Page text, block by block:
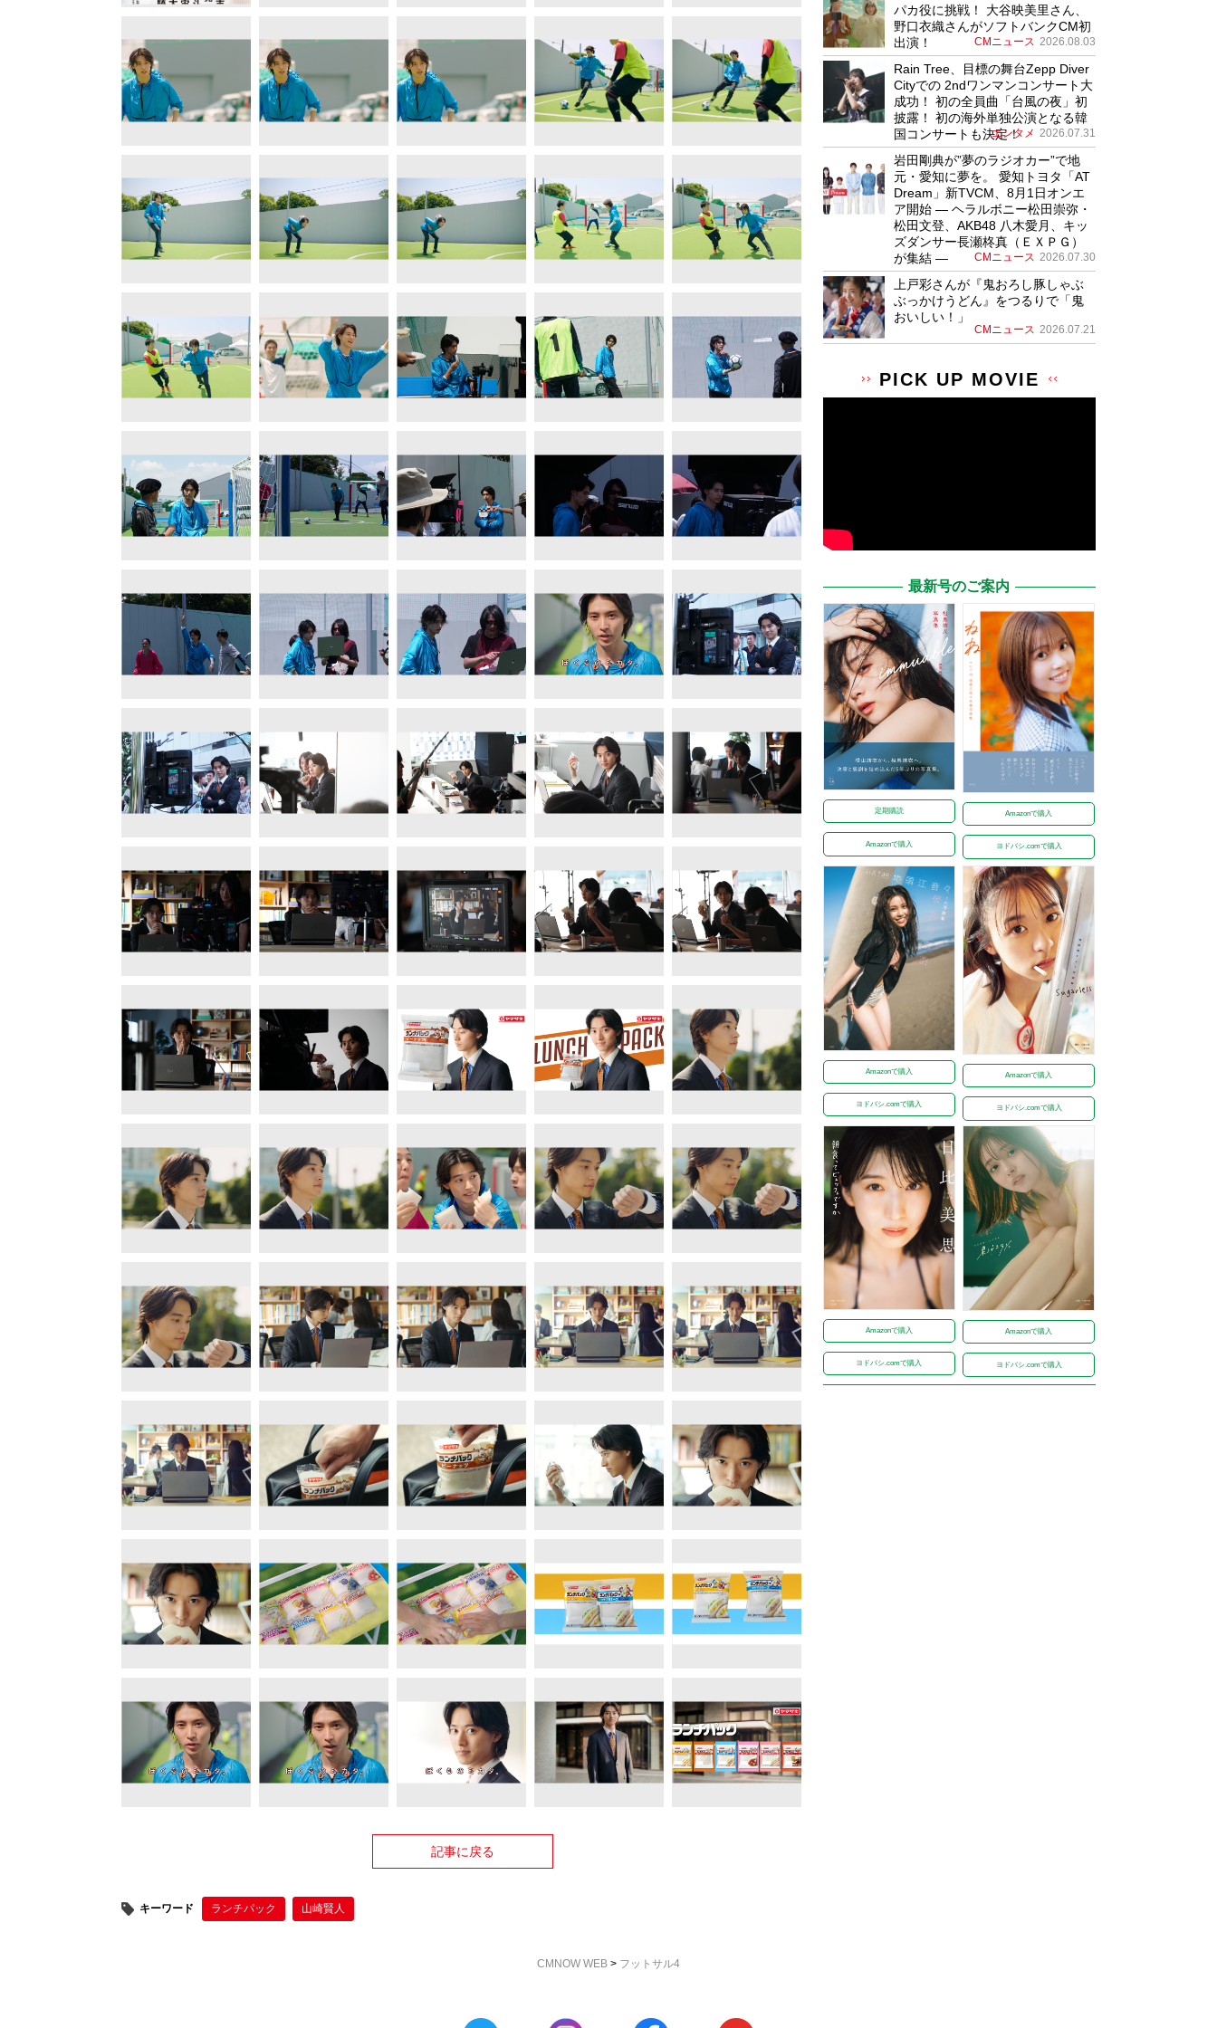
記事に戻る
キーワード ランチパック 山崎賢人
パカ役に挑戦！ 大谷映美里さん、
野口衣織さんがソフトバンクCM初
出演！
CMニュース 2026.08.03
Rain Tree、目標の舞台Zepp Diver
Cityでの 2ndワンマンコンサート大
成功！ 初の全員曲「台風の夜」初
披露！ 初の海外単独公演となる韓
国コンサートも決定！
エンタメ 2026.07.31
岩田剛典が”夢のラジオカー”で地
元・愛知に夢を。 愛知トヨタ「AT
Dream」新TVCM、8月1日オンエ
ア開始 ― ヘラルボニー松田崇弥・
松田文登、AKB48 八木愛月、キッ
ズダンサー長瀬柊真（ＥＸＰＧ）
が集結 ―
CMニュース 2026.07.30
上戸彩さんが『鬼おろし豚しゃぶ
ぶっかけうどん』をつるりで「鬼
おいしい！」
CMニュース 2026.07.21
PICK UP MOVIE
最新号のご案内
定期購読
Amazonで購入
Amazonで購入
ヨドバシ.comで購入
Amazonで購入
ヨドバシ.comで購入
Amazonで購入
ヨドバシ.comで購入
Amazonで購入
ヨドバシ.comで購入
Amazonで購入
ヨドバシ.comで購入
CMNOW WEB > フットサル4